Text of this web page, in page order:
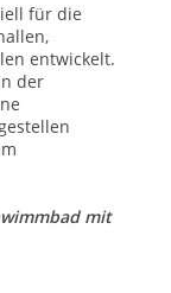
für die
entwickelt.
der
mit